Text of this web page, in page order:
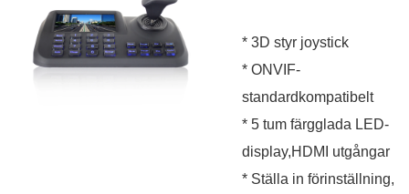
* 3D styr joystick
* ONVIF-
standardkompatibelt
* 5 tum färgglada LED-
display,HDMI utgångar
* Ställa in förinställning,